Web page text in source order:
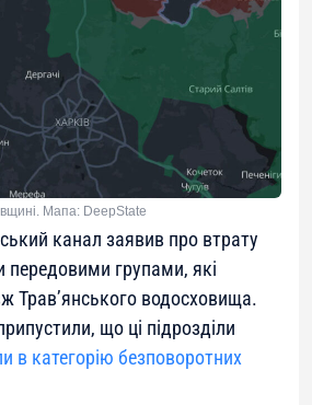
Мапа: DeepState
канал заявив про втрату
передовими групами, які
Трав’янського водосховища.
що ці підрозділи
в категорію безповоротних